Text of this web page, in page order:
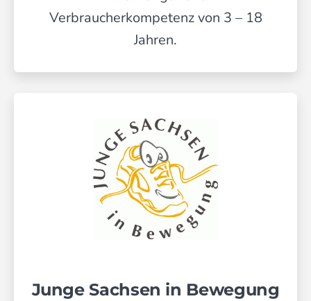
Verbraucherkompetenz von 3 – 18
Jahren.
Junge Sachsen in Bewegung